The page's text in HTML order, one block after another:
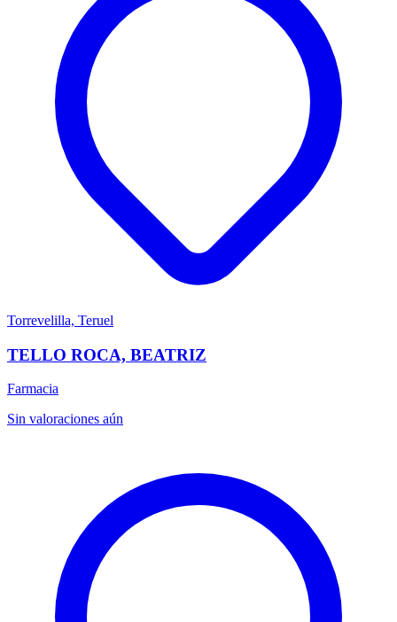
Torrevelilla, Teruel
TELLO ROCA, BEATRIZ
Farmacia
Sin valoraciones aún